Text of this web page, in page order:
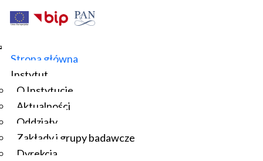
Strona główna
Instytut
O Instytucie
Aktualności
Oddziały
Zakłady i grupy badawcze
Dyrekcja